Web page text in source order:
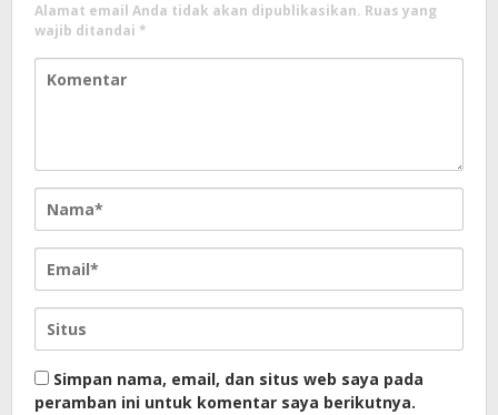
Alamat email Anda tidak akan dipublikasikan. Ruas yang
wajib ditandai *
Simpan nama, email, dan situs web saya pada
peramban ini untuk komentar saya berikutnya.